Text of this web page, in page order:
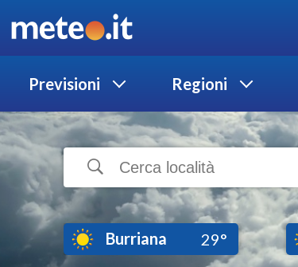
Previsioni Regioni
Burriana 29°